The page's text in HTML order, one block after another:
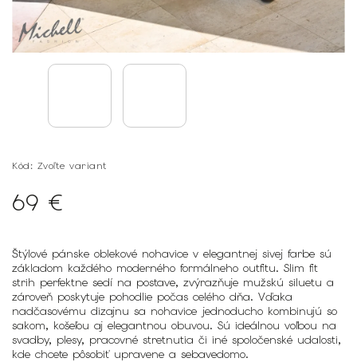
Kód: Zvoľte variant
69 €
Štýlové pánske oblekové nohavice v elegantnej sivej farbe sú
základom každého moderného formálneho outfitu. Slim fit
strih perfektne sedí na postave, zvýrazňuje mužskú siluetu a
zároveň poskytuje pohodlie počas celého dňa. Vďaka
nadčasovému dizajnu sa nohavice jednoducho kombinujú so
sakom, košeľou aj elegantnou obuvou. Sú ideálnou voľbou na
svadby, plesy, pracovné stretnutia či iné spoločenské udalosti,
kde chcete pôsobiť upravene a sebavedomo.